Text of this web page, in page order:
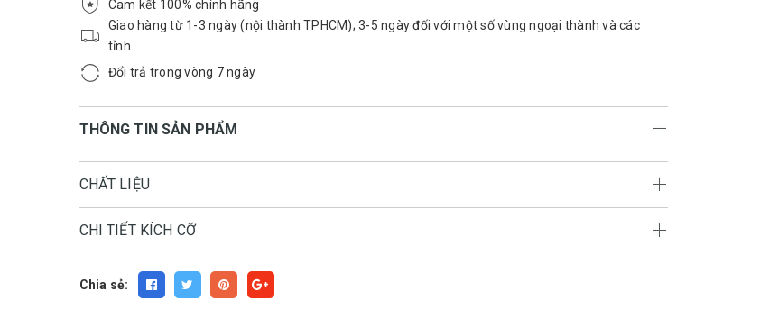
Cam kết 100% chính hãng
Giao hàng từ 1-3 ngày (nội thành TPHCM); 3-5 ngày đối với một số vùng ngoại thành và các
tỉnh.
Đổi trả trong vòng 7 ngày
THÔNG TIN SẢN PHẨM
CHẤT LIỆU
CHI TIẾT KÍCH CỠ
Chia sẻ: